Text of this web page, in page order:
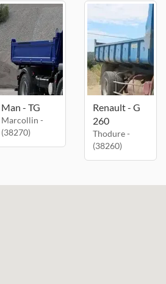
Man - TG
Marcollin -
(38270)
Renault - G
260
Thodure -
(38260)